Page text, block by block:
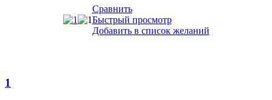
Сравнить
Быстрый просмотр
Добавить в список желаний
1